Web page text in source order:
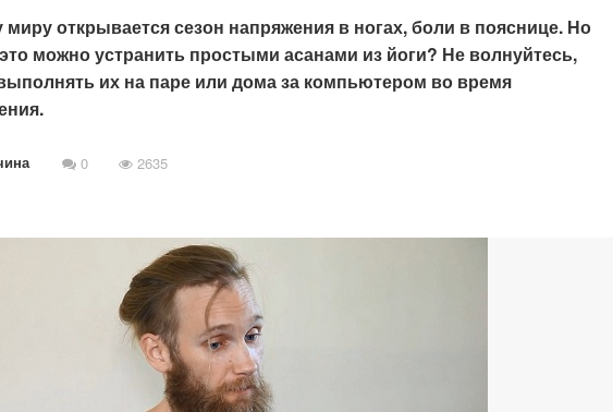
открывается сезон напряжения в ногах, боли в пояснице. Но
можно устранить простыми асанами из йоги? Не волнуйтесь,
их на паре или дома за компьютером во время
0 2635